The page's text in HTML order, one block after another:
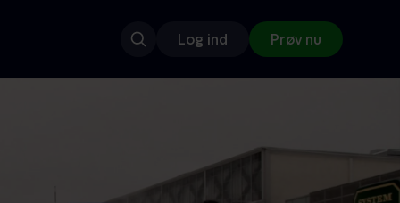
Log ind Prøv nu